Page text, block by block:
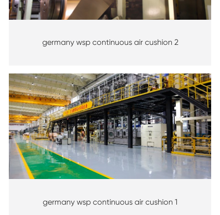
germany wsp continuous air cushion 2
germany wsp continuous air cushion 1